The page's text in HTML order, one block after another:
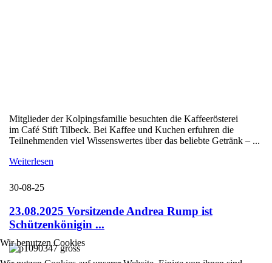
Mitglieder der Kolpingsfamilie besuchten die Kaffeerösterei
im Café Stift Tilbeck. Bei Kaffee und Kuchen erfuhren die
Teilnehmenden viel Wissenswertes über das beliebte Getränk – ...
Weiterlesen
30-08-25
23.08.2025 Vorsitzende Andrea Rump ist
Schützenkönigin ...
Wir benutzen Cookies